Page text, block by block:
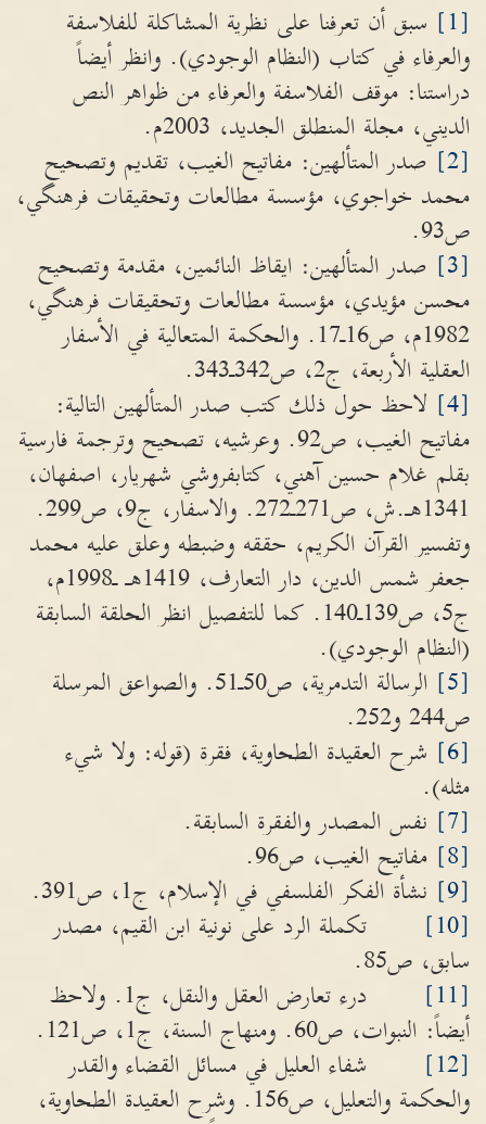
[1]
سبق أن تعرفنا على نظرية المشاكلة للفلاسفة
والعرفاء في كتاب (النظام الوجودي). وانظر أيضاً
دراستنا: موقف الفلاسفة والعرفاء من ظواهر النص
الديني، مجلة المنطلق الجديد، 2003م.
[2]
صدر المتألهين: مفاتيح الغيب، تقديم وتصحيح
محمد خواجوي، مؤسسة مطالعات وتحقيقات فرهنگي،
ص93.
[3]
صدر المتألهين: ايقاظ النائمين، مقدمة وتصحيح
محسن مؤيدي، مؤسسة مطالعات وتحقيقات فرهنگي،
1982م، ص16ـ17. والحكمة المتعالية في الأسفار
العقلية الأربعة، ج2، ص342ـ343.
[4]
لاحظ حول ذلك كتب صدر المتألهين التالية:
مفاتيح الغيب، ص92. وعرشيه، تصحيح وترجمة فارسية
بقلم غلام حسين آهني، كتابفروشي شهريار، اصفهان،
1341هـ.ش، ص271ـ272. والاسفار، ج9، ص299.
وتفسير القرآن الكريم، حققه وضبطه وعلق عليه محمد
جعفر شمس الدين، دار التعارف، 1419هـ ـ1998م،
ج5، ص139ـ140. كما للتفصيل انظر الحلقة السابقة
(النظام الوجودي).
[5]
الرسالة التدمرية، ص50ـ51. والصواعق المرسلة
ص244 و252.
[6]
شرح العقيدة الطحاوية، فقرة (قوله: ولا شيء
مثله).
[7]
نفس المصدر والفقرة السابقة.
[8]
مفاتيح الغيب، ص96.
[9]
نشأة الفكر الفلسفي في الإسلام، ج1، ص391.
[10]
تكملة الرد على نونية ابن القيم، مصدر
سابق، ص85.
[11]
درء تعارض العقل والنقل، ج1. ولاحظ
أيضاً: النبوات، ص60. ومنهاج السنة، ج1، ص121.
[12]
شفاء العليل في مسائل القضاء والقدر
والحكمة والتعليل، ص156. وشرح العقيدة الطحاوية،